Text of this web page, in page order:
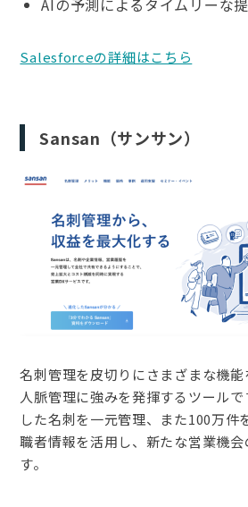
AIの予測によるタイムリーな
Salesforceの詳細はこちら
Sansan（サンサン）
名刺管理を皮切りにさまざまな機
人脈管理に強みを発揮するツール
した名刺を一元管理、また100万件
職者情報を活用し、新たな営業機
す。